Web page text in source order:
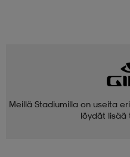
Meillä Stadiumilla on useita
löydät